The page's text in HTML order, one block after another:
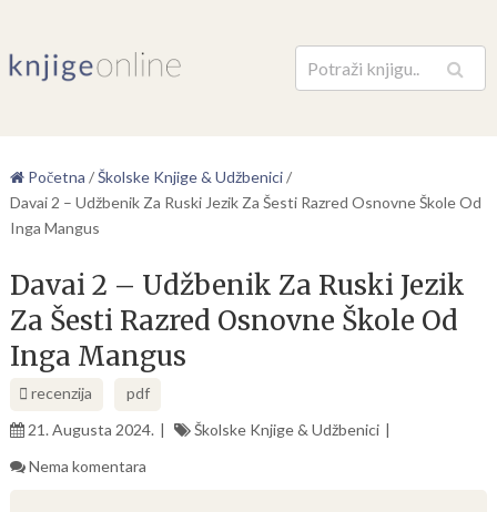
Pretraga
Početna /Školske Knjige & Udžbenici/
Davai 2 – Udžbenik Za Ruski Jezik Za Šesti Razred Osnovne Škole Od
Inga Mangus
Davai 2 – Udžbenik Za Ruski Jezik
Za Šesti Razred Osnovne Škole Od
Inga Mangus
recenzija
pdf
21. Augusta 2024.
Školske Knjige & Udžbenici
Nema komentara